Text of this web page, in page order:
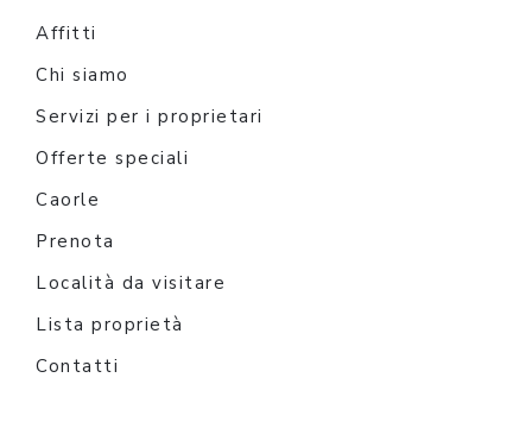
Affitti
Chi siamo
Servizi per i proprietari
Offerte speciali
Caorle
Prenota
Località da visitare
Lista proprietà
Contatti